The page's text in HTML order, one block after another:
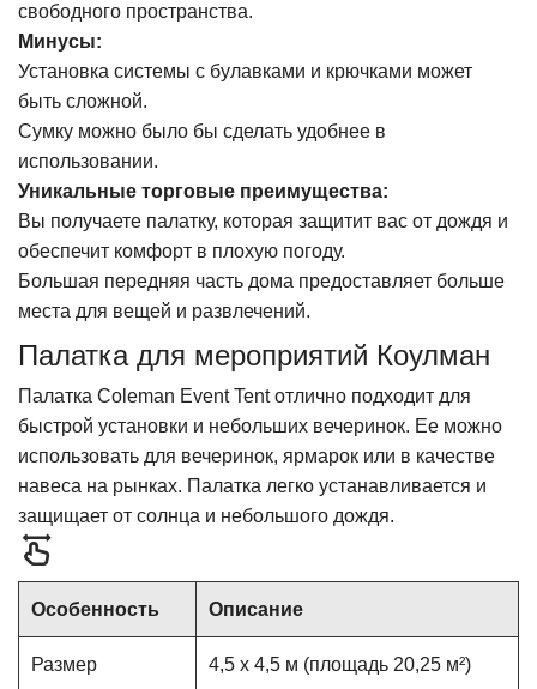
свободного пространства.
Минусы:
Установка системы с булавками и крючками может
быть сложной.
Сумку можно было бы сделать удобнее в
использовании.
Уникальные торговые преимущества:
Вы получаете палатку, которая защитит вас от дождя и
обеспечит комфорт в плохую погоду.
Большая передняя часть дома предоставляет больше
места для вещей и развлечений.
Палатка для мероприятий Коулман
Палатка Coleman Event Tent отлично подходит для
быстрой установки и небольших вечеринок. Ее можно
использовать для вечеринок, ярмарок или в качестве
навеса на рынках. Палатка легко устанавливается и
защищает от солнца и небольшого дождя.
Особенность Описание
Размер 4,5 x 4,5 м (площадь 20,25 м²)